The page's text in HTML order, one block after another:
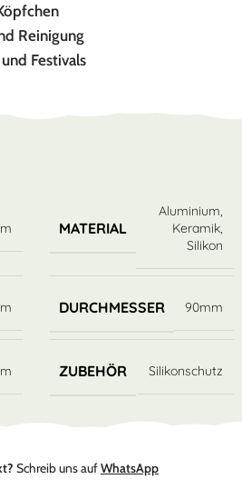
Reinigung
Festivals
MATERIAL
Aluminium,
Keramik,
Silikon
DURCHMESSER 90mm
ZUBEHÖR Silikonschutz
Schreib uns aufWhatsApp